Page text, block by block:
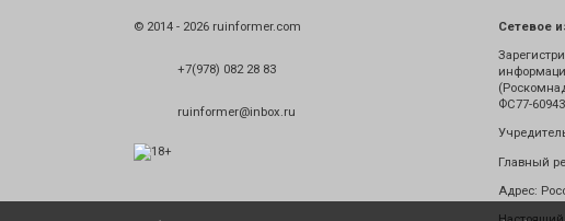
© 2014 - 2026 ruinformer.com
+7(978) 082 28 83
ruinformer@inbox.ru
Сетевое
ФС77-
Главный
Адрес: